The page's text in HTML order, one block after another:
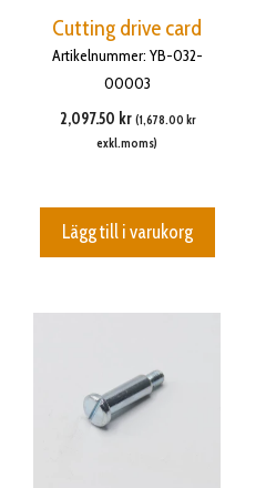
Cutting drive card
Artikelnummer: YB-032-
00003
2,097.50 kr (1,678.00 kr
exkl.moms)
Lägg till i varukorg